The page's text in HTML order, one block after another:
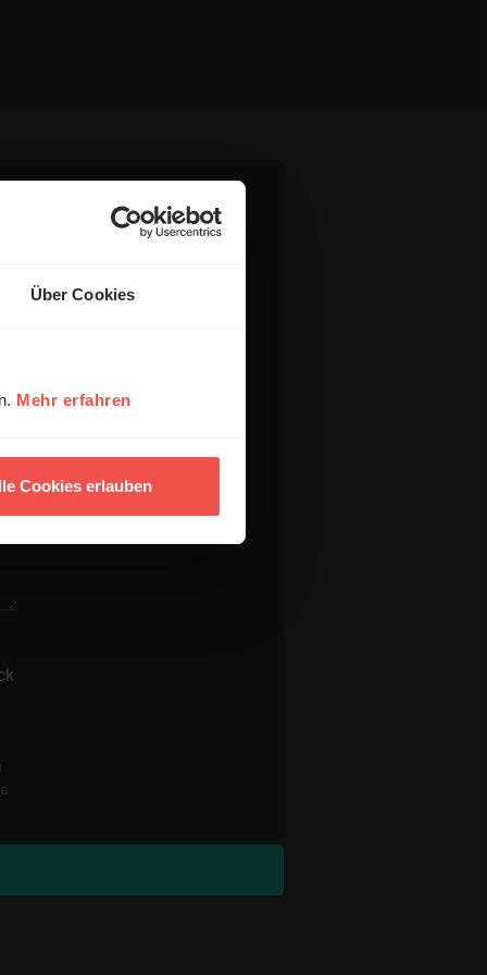
Über Cookies
Mehr erfahren
Cookies erlauben